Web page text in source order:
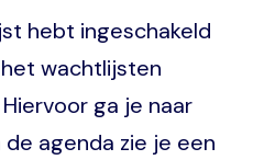
hebt ingeschakeld
wachtlijsten
ga je naar
agenda zie je een